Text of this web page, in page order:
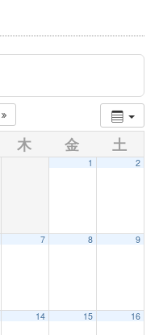
木 金 土
1 2
7 8 9
14 15 16